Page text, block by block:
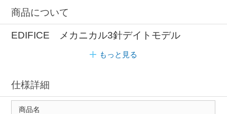
商品について
EDIFICE メカニカル3針デイトモデル
もっと見る
仕様詳細
商品名